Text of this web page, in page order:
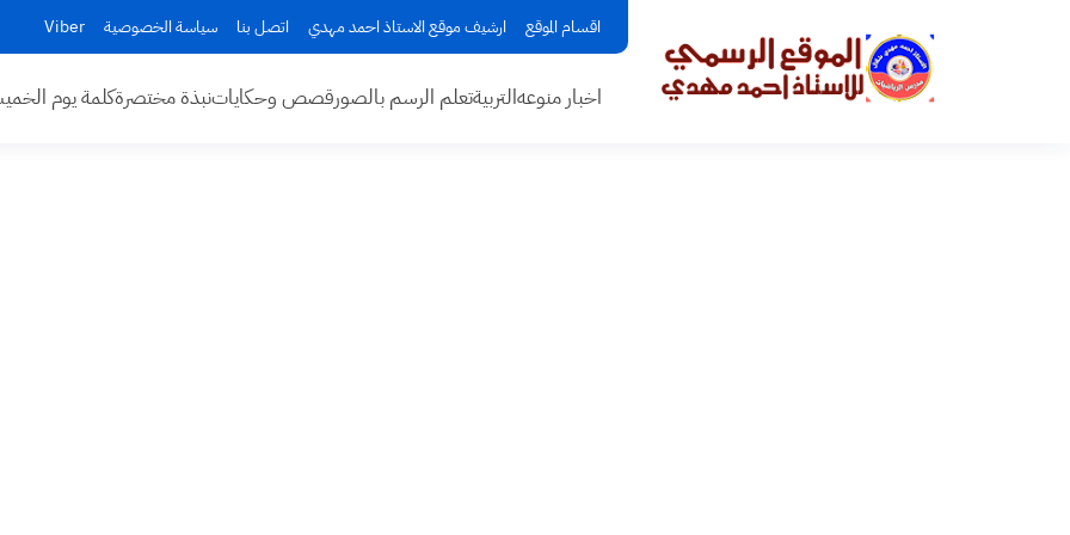
اقسام الموقع ارشيف موقع الاستاذ احمد مهدي اتصل بنا سياسة الخصوصية Viber
اخبار منوعهالتربيةتعلم الرسم بالصورقصص وحكاياتنبذة مختصرةكلمة يوم